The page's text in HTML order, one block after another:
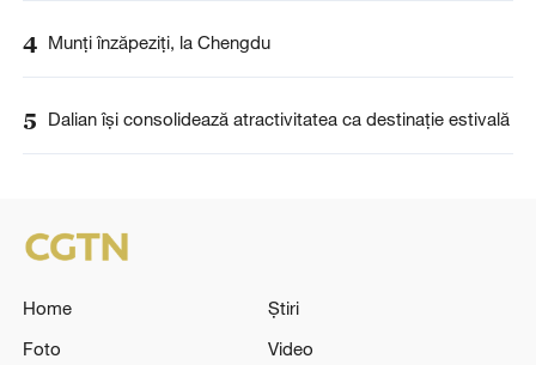
4 Munți înzăpeziți, la Chengdu
5 Dalian își consolidează atractivitatea ca destinație estivală
Home
Știri
Foto
Video